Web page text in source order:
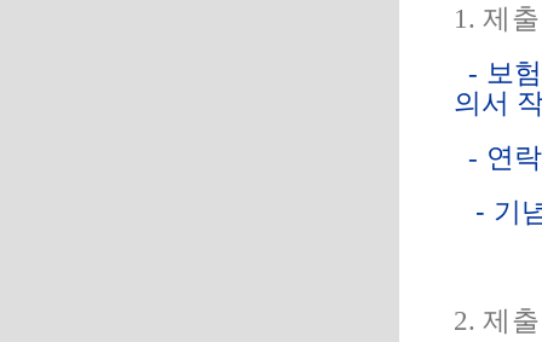
1. 제
- 보
의서
- 연
- 기
2. 제